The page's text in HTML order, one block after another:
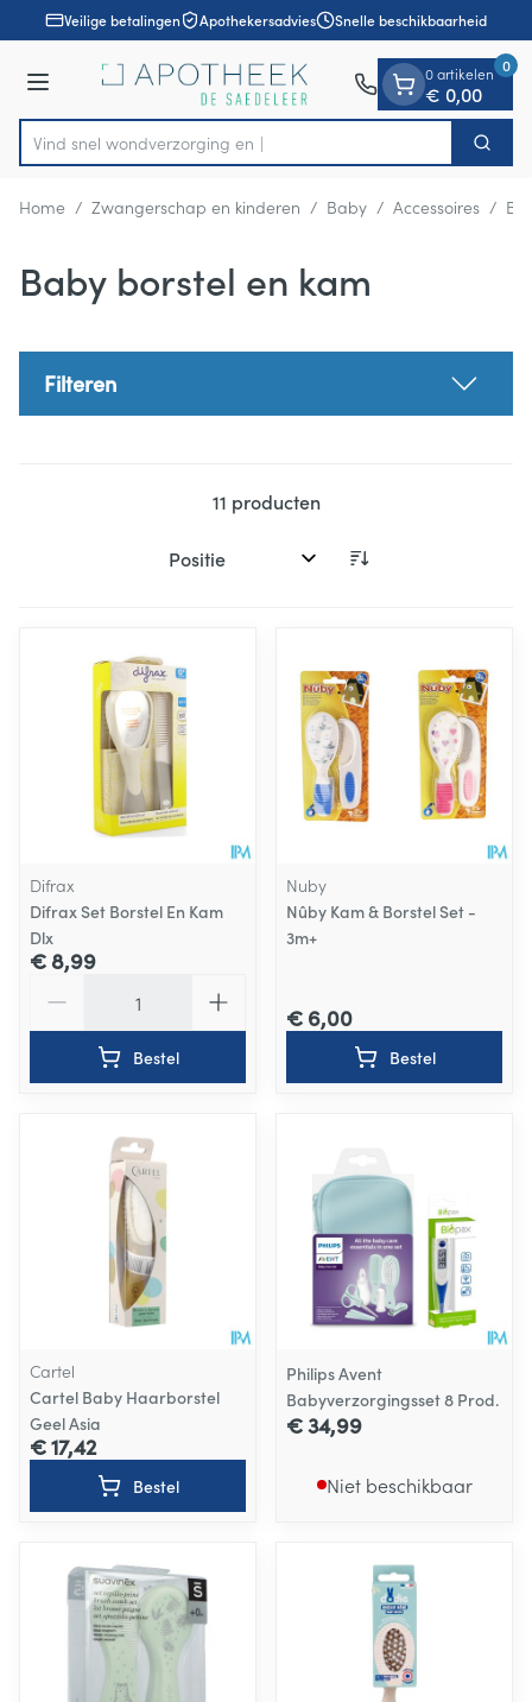
Ga naar de inhoud
1 van 1Veilige betalingen Apothekersadvies Snelle beschikbaarheid
Menu
Product, merk, categorie...
Vind snel wondver Zoek
0 artikelen
€ 0,00
0
Home / Zwangerschap en kinderen / Baby / Accessoires /
Baby borstel en kam
Filteren
11 producten
Sorteer op:
Difrax
Difrax Set Borstel En Kam
Dlx
€ 8,99
Bestel
Nuby
Nûby Kam & Borstel Set -
3m+
€ 6,00
Bestel
Cartel
Cartel Baby Haarborstel
Geel Asia
€ 17,42
Bestel
Philips Avent
Babyverzorgingsset 8 Prod.
€ 34,99
Niet beschikbaar